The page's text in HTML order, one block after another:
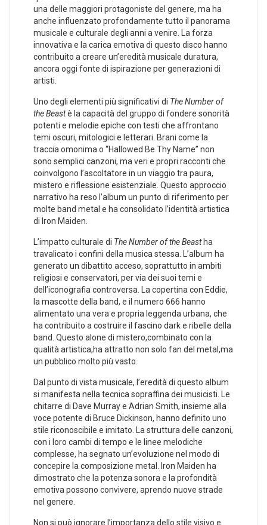
una delle⁣ maggiori protagoniste del genere, ma ha
⁤anche influenzato profondamente tutto ⁤il panorama
musicale e culturale degli ‌anni a ‌venire. La forza⁣
innovativa e la carica‍ emotiva di questo disco hanno
contribuito‌ a creare un’eredità musicale ⁢duratura,
⁤ancora oggi ​fonte ‍di ispirazione per generazioni‍ di
‍artisti.
Uno degli elementi più significativi ⁤di The Number of
the Beast⁣è la ‌capacità ⁤del gruppo‍ di fondere sonorità
⁤potenti e ‍melodie epiche⁣ con ⁤testi che affrontano
temi oscuri, mitologici e letterari. Brani come ‍la​
traccia omonima o “Hallowed Be Thy⁣ Name” non⁤
sono semplici ⁢canzoni, ​ma veri e⁣ propri‌ racconti che
coinvolgono l’ascoltatore​ in⁢ un ⁤viaggio⁣ tra paura,
mistero⁣ e riflessione esistenziale. Questo ⁣approccio
narrativo ha⁣ reso l’album un ⁣punto ⁢di riferimento per
molte band metal e ⁣ha consolidato l’identità artistica
di Iron Maiden.
L’impatto ‍culturale di The‌ Number of the Beastha
travalicato i ⁢confini della musica stessa. L’album ha
‍generato⁣ un dibattito acceso, soprattutto in ambiti
religiosi e conservatori, per via ⁤dei suoi temi e
dell’iconografia controversa. La copertina ⁤con Eddie,
⁤la mascotte della⁤ band,⁣ e il numero⁢ 666 hanno
alimentato una vera e propria ‍leggenda urbana, che
ha contribuito a costruire il fascino dark e ribelle della
band. Questo alone di mistero,combinato con la
⁢qualità artistica,ha attratto non solo ‌fan del metal,ma
un pubblico molto ‍più vasto.
Dal ‍punto di ‌vista musicale, l’eredità di questo album
si manifesta nella tecnica sopraffina ‌dei musicisti.⁤ Le⁢
chitarre di ​Dave ​Murray e Adrian Smith, insieme ⁤alla
voce⁢ potente di Bruce Dickinson, hanno definito uno
stile riconoscibile e imitato.​ La struttura⁤ delle ​canzoni,
con i loro cambi di tempo ⁣e le ⁤linee melodiche ​
complesse, ha‌ segnato un’evoluzione nel ⁤modo di
concepire la composizione‍ metal.‍ Iron Maiden ha
dimostrato che la potenza‌ sonora e la⁣ profondità
emotiva possono convivere, aprendo​ nuove strade⁤
nel genere.
Non si può ignorare ⁢l’importanza ​dello stile visivo ‍e